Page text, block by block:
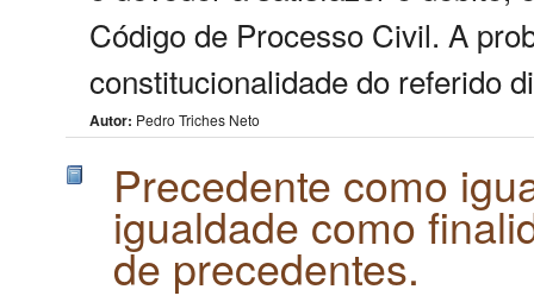
Código de Processo Civil. A
constitucionalidade do referido
Autor: Pedro Triches Neto
Precedente como
igualdade como
de precedentes.